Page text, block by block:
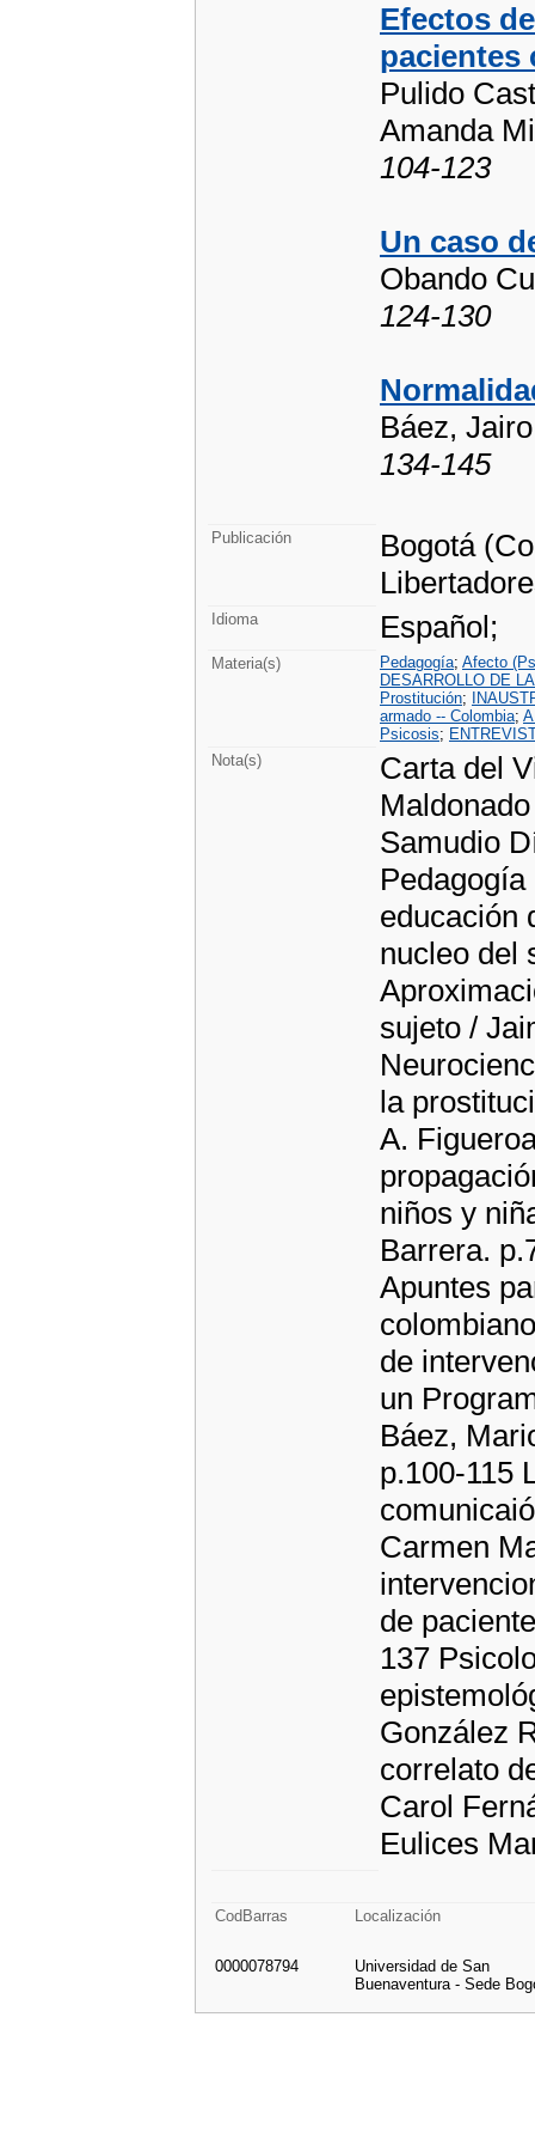
Efectos
pacientes
Pulido
Amanda
104-123
Un caso
Obando
124-130
Báez, Jairo
134-145
Publicación
Bogotá
Idioma Español;
Materia(s) Pedagogía; Afecto
DESARROLLO DE
Prostitución;
armado -- Colombia;
Psicosis;
Nota(s)
Carta del
Samudio
educación
nucleo del
sujeto /
la
A.
niños y
Barrera.
Apuntes
de
un
Báez,
p.100-115
Carmen
de
137
González
correlato
Carol
Eulices
CodBarras Localización
0000078794
Universidad de San
Buenaventura - Sede